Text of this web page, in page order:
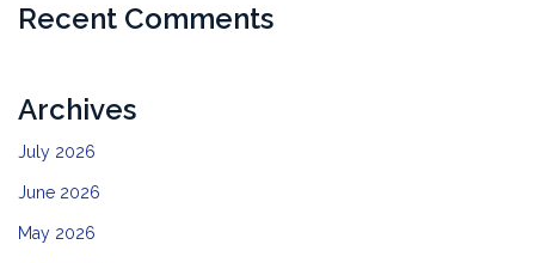
Recent Comments
Archives
July 2026
June 2026
May 2026